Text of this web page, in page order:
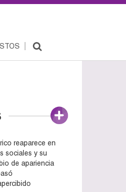
reaparece en
sociales y su
de apariencia